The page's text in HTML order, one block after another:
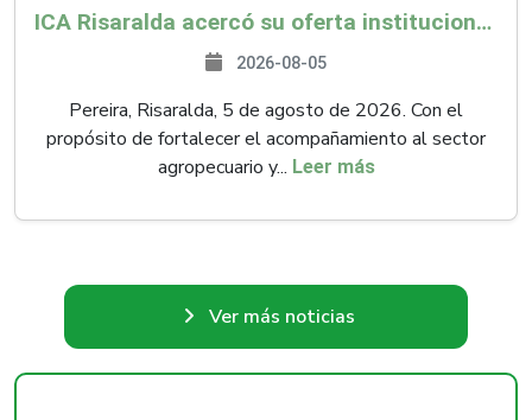
ICA Risaralda acercó su oferta institucional a productores y emprendedores en Expocamello
2026-08-05
Pereira, Risaralda, 5 de agosto de 2026. Con el
propósito de fortalecer el acompañamiento al sector
agropecuario y... Leer más
Ver más noticias